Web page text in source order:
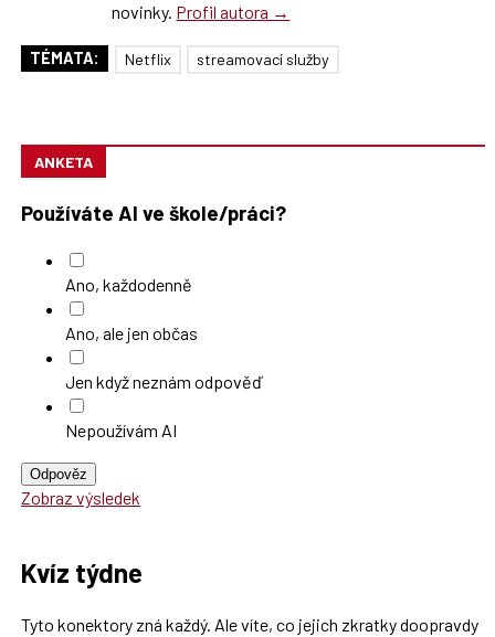
novinky. Profil autora →
TÉMATA: Netflix streamovací služby
ANKETA
Používáte AI ve škole/práci?
Ano, každodenně
Ano, ale jen občas
Jen když neznám odpověď
Nepoužívám AI
Odpověz
Zobraz výsledek
Kvíz týdne
Tyto konektory zná každý. Ale víte, co jejich zkratky doopravdy